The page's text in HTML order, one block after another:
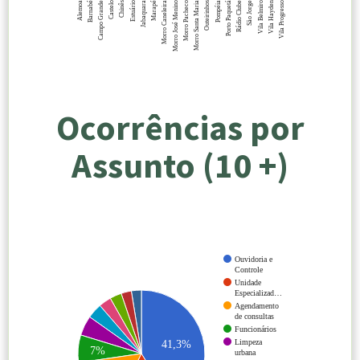
Alemoa Barnabé Campo Grande Castelo Chinês Estuário JabaquaraMarapéMorro CaneleiraMorro José MeninoMorro PachecoMorro Santa MariaOuteirinhos PompéiaPorto PaquetáRádio Clube São JorgeVila BelmiroVila HaydenVila Progresso
Ocorrências por
Assunto (10 +)
Ouvidoria e
Controle
Unidade
Especializad…
Agendamento
de consultas
Funcionários
Limpeza
urbana
41,3%
7%